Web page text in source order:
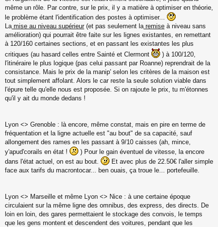
g
e
n
o
l
u
même un rôle. Par contre, sur le prix, il y a matière à optimiser en théorie,
le problème étant l'identification des postes à optimiser...
La mise au niveau supérieur (et pas seulement la remise à niveau sans
amélioration) qui pourrait être faite sur les lignes existantes, en remettant
à 120/160 certaines sections, et en passant les existantes les plus
critiques (au hasard celles entre Sainté et Clermont
) à 100/120,
l'itinéraire le plus logique (pas celui passant par Roanne) reprendrait de la
consistance. Mais le prix de la manip' selon les critères de la maison est
tout simplement affolant. Alors le car reste la seule solution viable dans
l'épure telle qu'elle nous est proposée. Si on rajoute le prix, tu m'étonnes
qu'il y ait du monde dedans !
Lyon <> Grenoble : là encore, même constat, mais en pire en terme de
fréquentation et la ligne actuelle est "au bout" de sa capacité, sauf
allongement des rames en les passant à 9/10 caisses (ah, mince,
y'apud'corails en état !
) Pour le gain éventuel de vitesse, la encore
dans l'état actuel, on est au bout.
Et avec plus de 22.50€ l'aller simple
face aux tarifs du macrontocar... ben ouais, ça troue le... portefeuille.
Lyon <> Marseille et même Lyon <> Nice : à une certaine époque
circulaient sur la même ligne des omnibus, des express, des directs. De
loin en loin, des gares permettaient le stockage des convois, le temps
que les gens montent et descendent des voitures, pendant que les